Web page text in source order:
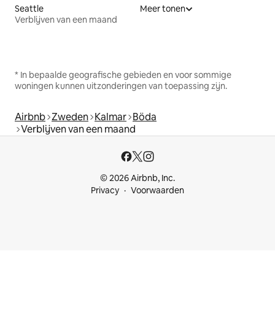
Seattle
Verblijven van een maand
Meer tonen
* In bepaalde geografische gebieden en voor sommige
woningen kunnen uitzonderingen van toepassing zijn.
Airbnb Zweden Kalmar Böda
Verblijven van een maand
© 2026 Airbnb, Inc.
Privacy
Voorwaarden